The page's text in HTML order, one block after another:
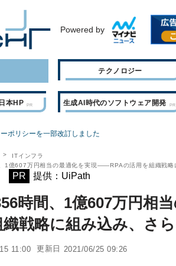
Powered by
テクノロジー
本HP 生成AI時代のソフトウェア開発
ポリシーを一部改訂しました
ITインフラ
1億607万円相当の最適化を実現――RPAの活用を組織戦略
PR 提供：UiPath
時間、1億607万円相
戦略に組み込み、さ
11:00 更新日 2021/06/25 09:26